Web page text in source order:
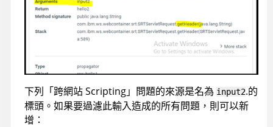
下列「跨網站 Scripting」問題的來源是名為 input2.的
標頭。如果要過濾此輸入造成的所有問題，則可以新
增：